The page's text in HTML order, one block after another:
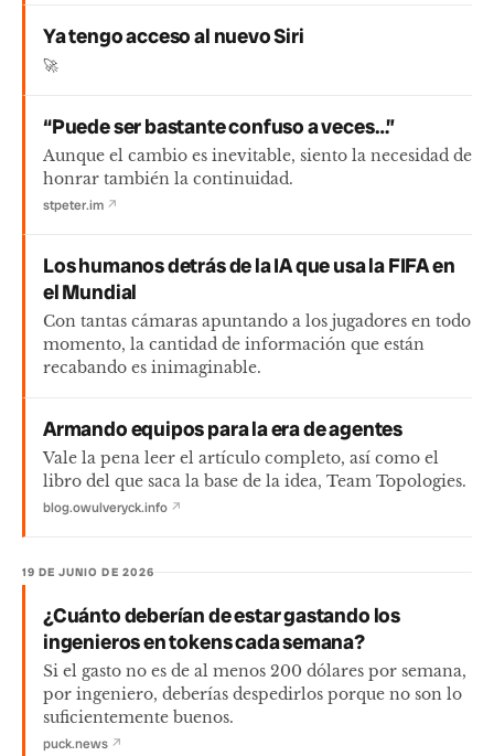
Ya tengo acceso al nuevo Siri
🚀
“Puede ser bastante confuso a veces…”
Aunque el cambio es inevitable, siento la necesidad de
honrar también la continuidad.
stpeter.im ↗
Los humanos detrás de la IA que usa la FIFA en
el Mundial
Con tantas cámaras apuntando a los jugadores en todo
momento, la cantidad de información que están
recabando es inimaginable.
Armando equipos para la era de agentes
Vale la pena leer el artículo completo, así como el
libro del que saca la base de la idea, Team Topologies.
blog.owulveryck.info ↗
19 DE JUNIO DE 2026
¿Cuánto deberían de estar gastando los
ingenieros en tokens cada semana?
Si el gasto no es de al menos 200 dólares por semana,
por ingeniero, deberías despedirlos porque no son lo
suficientemente buenos.
puck.news ↗